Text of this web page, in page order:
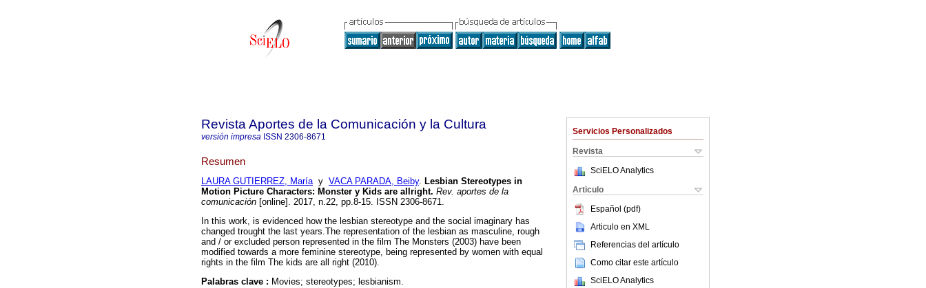
Servicios Personalizados
Revista
SciELO Analytics
Articulo
Español (pdf)
Articulo en XML
Referencias del artículo
Como citar este artículo
SciELO Analytics
Revista Aportes de la Comunicación y la Cultura
versión impresa ISSN 2306-8671
Resumen
LAURA GUTIERREZ, Maríay VACA PARADA, Beiby. Lesbian Stereotypes in
Motion Picture Characters: Monster y Kids are allright. Rev. aportes de la
comunicación [online]. 2017, n.22, pp.8-15. ISSN 2306-8671.
In this work, is evidenced how the lesbian stereotype and the social imaginary has
changed trought the last years.The representation of the lesbian as masculine, rough
and / or excluded person represented in the film The Monsters (2003) have been
modified towards a more feminine stereotype, being represented by women with equal
rights in the film The kids are all right (2010).
Palabras clave : Movies; stereotypes; lesbianism.